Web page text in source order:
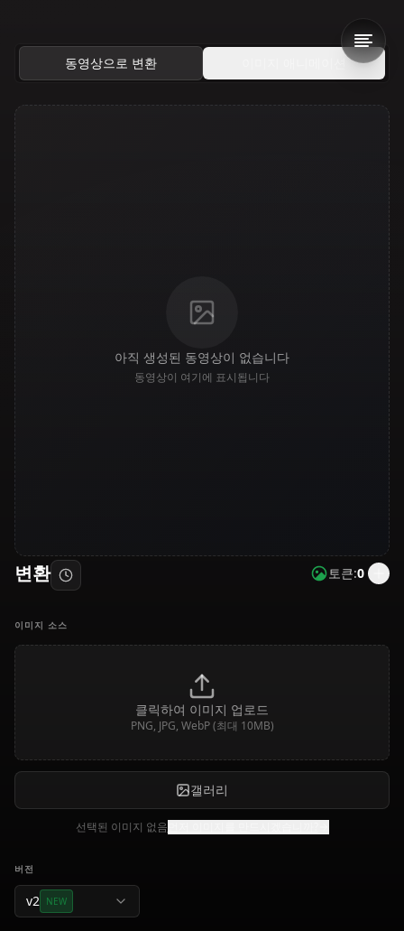
동영상으로 변환
아직 생성된 동영상이 없습니다
동영상이 여기에 표시됩니다
변환 토큰:0
이미지 소스
클릭하여 이미지 업로드
PNG, JPG, WebP (최대 10MB)
갤러리
선택된 이미지 없음
버전
v2 NEW